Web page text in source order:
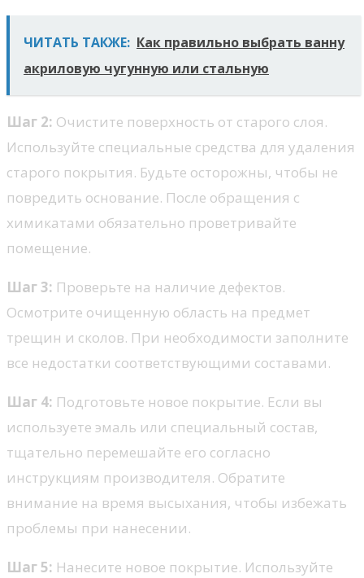
ЧИТАТЬ ТАКЖЕ: Как правильно выбрать ванну
акриловую чугунную или стальную
Шаг 2: Очистите поверхность от старого слоя.
Используйте специальные средства для удаления
старого покрытия. Будьте осторожны, чтобы не
повредить основание. После обращения с
химикатами обязательно проветривайте
помещение.
Шаг 3: Проверьте на наличие дефектов.
Осмотрите очищенную область на предмет
трещин и сколов. При необходимости заполните
все недостатки соответствующими составами.
Шаг 4: Подготовьте новое покрытие. Если вы
используете эмаль или специальный состав,
тщательно перемешайте его согласно
инструкциям производителя. Обратите
внимание на время высыхания, чтобы избежать
проблемы при нанесении.
Шаг 5: Нанесите новое покрытие. Используйте